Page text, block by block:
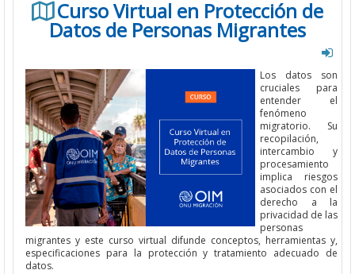
Curso Virtual en Protección de
Datos de Personas Migrantes
Los datos son
cruciales para
entender el
fenómeno
migratorio. Su
recopilación,
intercambio y
procesamiento
implica riesgos
asociados con el
derecho a la
privacidad de las
personas
migrantes y este curso virtual difunde conceptos, herramientas y,
especificaciones para la protección y tratamiento adecuado de
datos.